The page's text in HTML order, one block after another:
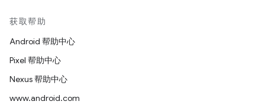
获取帮助
Android 帮助中心
Pixel 帮助中心
Nexus 帮助中心
www.android.com